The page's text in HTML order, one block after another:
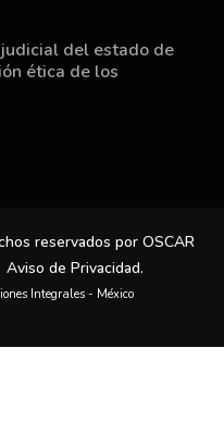
del estado de
ética de los
reservados por OSCAR
Aviso de Privacidad.
Integrales - México